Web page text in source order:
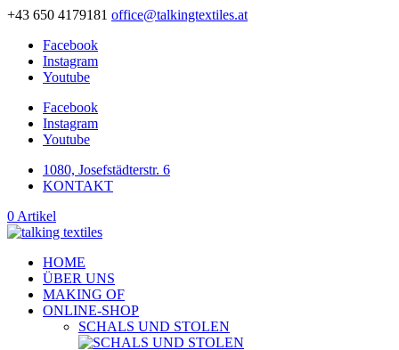
+43 650 4179181 office@talkingtextiles.at
Facebook
Instagram
Youtube
Facebook
Instagram
Youtube
1080, Josefstädterstr. 6
KONTAKT
0 Artikel
HOME
ÜBER UNS
MAKING OF
ONLINE-SHOP
SCHALS UND STOLEN